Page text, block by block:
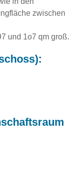
zwischen
und 1o7 qm groß.